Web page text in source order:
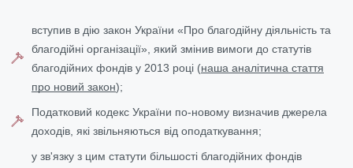
вступив в дію закон України «Про благодійну діяльність та
благодійні організації», який змінив вимоги до статутів
благодійних фондів у 2013 році (наша аналітична стаття
про новий закон);
Податковий кодекс України по-новому визначив джерела
доходів, які звільняються від оподаткування;
у зв'язку з цим статути більшості благодійних фондів